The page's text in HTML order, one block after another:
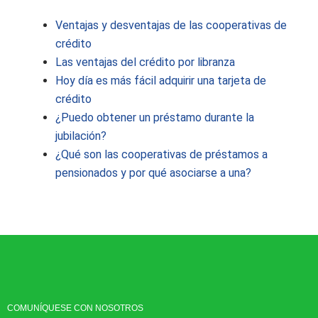
Ventajas y desventajas de las cooperativas de
crédito
Las ventajas del crédito por libranza
Hoy día es más fácil adquirir una tarjeta de
crédito
¿Puedo obtener un préstamo durante la
jubilación?
¿Qué son las cooperativas de préstamos a
pensionados y por qué asociarse a una?
COMUNÍQUESE CON NOSOTROS